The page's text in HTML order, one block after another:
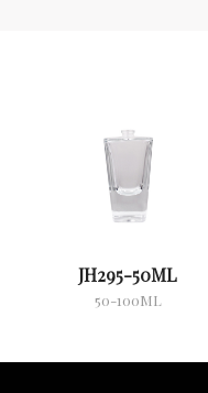
JH295-50ML
50-100ML